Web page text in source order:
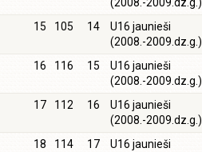
15
105 14
U16 jaunieši
(2008.-2009.dz.g.)
16 116 15
U16 jaunieši
(2008.-2009.dz.g.)
17 112 16
U16 jaunieši
(2008.-2009.dz.g.)
18 114 17
U16 jaunieši